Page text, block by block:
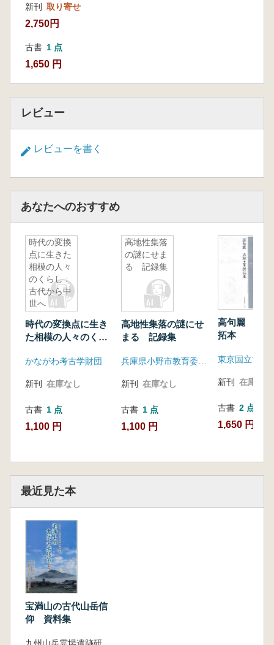
新刊 取り寄せ
2,750円
古書 1 点
1,650 円
レビュー
レビューを書く
あなたへのおすすめ
時代の変換
点に生きた
相模の人々
のくらし :
古代から中
世へ
時代の変換点に生き
た相模の人々のくら
かながわ考古学財団
新刊 在庫なし
古書 1 点
1,100 円
高地性集落
の謎にせま
る 記録集
高地性集落の謎にせ
まる 記録集
新刊 在庫なし
古書 1 点
1,100 円
高句麗 広開
拓本
東京国立博物
新刊 在庫なし
古書 2 点
1,650 円~
最近見た本
宝満山の古代山岳信
仰 資料集